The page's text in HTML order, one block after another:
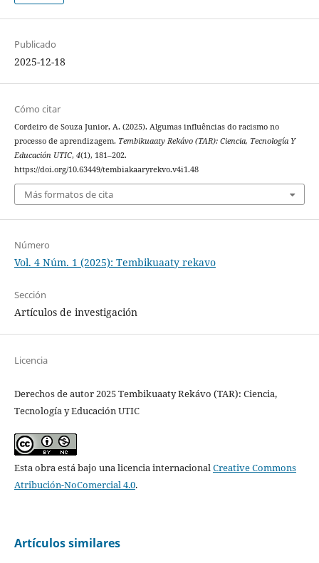
Publicado
2025-12-18
Cómo citar
Cordeiro de Souza Junior, A. (2025). Algumas influências do racismo no
processo de aprendizagem. Tembikuaaty Rekávo (TAR): Ciencia, Tecnología Y
Educación UTIC, 4(1), 181–202.
https://doi.org/10.63449/tembiakaaryrekvo.v4i1.48
Más formatos de cita
Número
Vol. 4 Núm. 1 (2025): Tembikuaaty rekavo
Sección
Artículos de investigación
Licencia
Derechos de autor 2025 Tembikuaaty Rekávo (TAR): Ciencia,
Tecnología y Educación UTIC
Esta obra está bajo una licencia internacional Creative Commons
Atribución-NoComercial 4.0.
Artículos similares